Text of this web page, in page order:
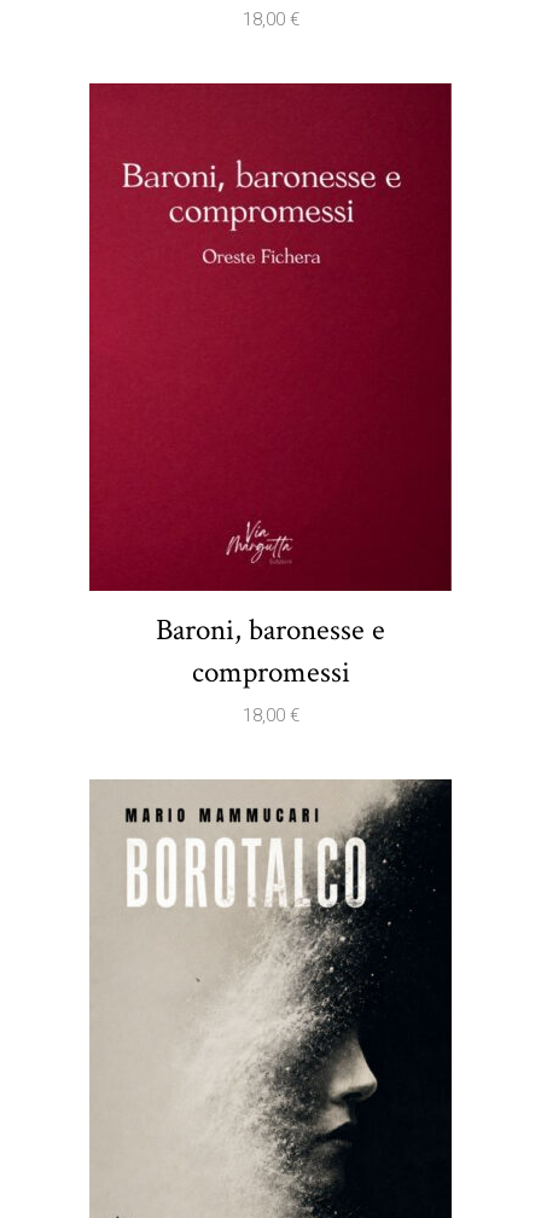
18,00 €
Baroni, baronesse e
compromessi
18,00 €